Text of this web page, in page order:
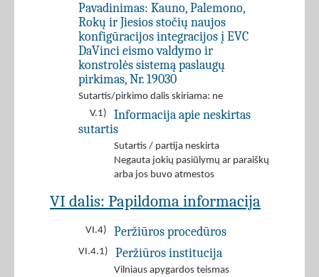
Pavadinimas: Kauno, Palemono,
Rokų ir Jiesios stočių naujos
konfigūracijos integracijos į EVC
DaVinci eismo valdymo ir
konstrolės sistemą paslaugų
pirkimas, Nr. 19030
Sutartis/pirkimo dalis skiriama: ne
V.1)
Informacija apie neskirtas
sutartis
Sutartis / partija neskirta
Negauta jokių pasiūlymų ar paraiškų
arba jos buvo atmestos
VI dalis: Papildoma informacija
VI.4) Peržiūros procedūros
VI.4.1) Peržiūros institucija
Vilniaus apygardos teismas